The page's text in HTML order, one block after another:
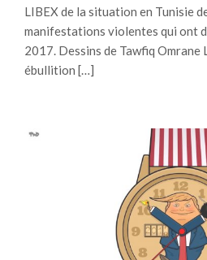
LIBEX de la situation en Tunisie
manifestations violentes qui ont
2017. Dessins de Tawfiq Omrane
ébullition […]